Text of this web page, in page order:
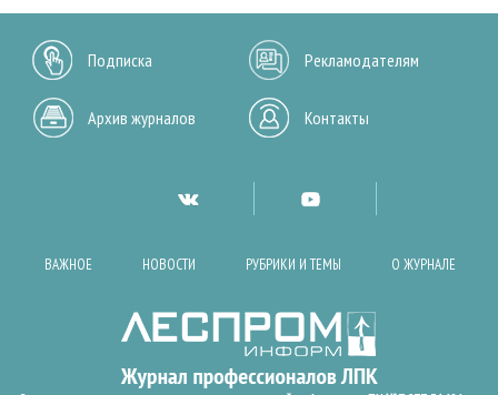
Подписка Рекламодателям
Архив журналов Контакты
ВАЖНОЕ НОВОСТИ РУБРИКИ И ТЕМЫ О ЖУРНАЛЕ